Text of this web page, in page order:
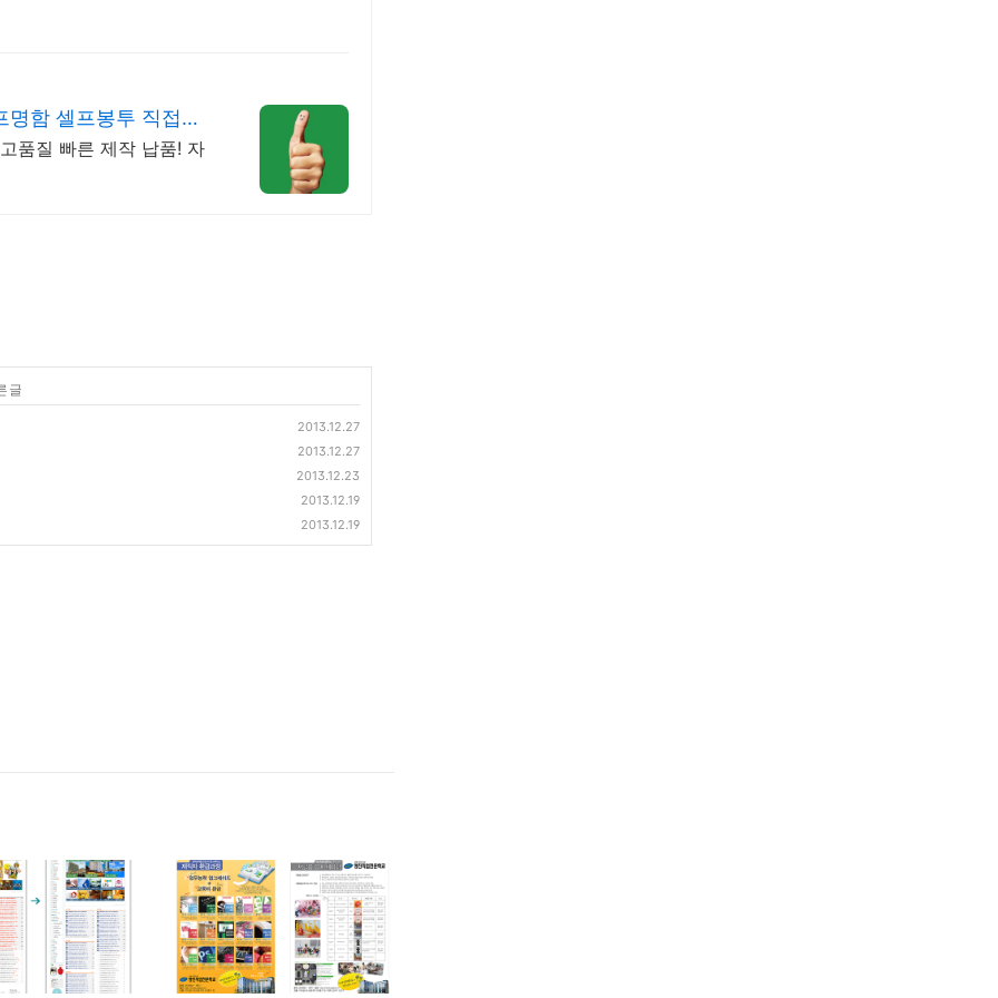
함 셀프봉투 직접제
품질 빠른 제작 납품! 자
글
2013.12.27
2013.12.27
2013.12.23
2013.12.19
2013.12.19